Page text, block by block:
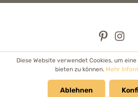
* Alle Preise inkl. gesetzl.
und ggf. Nachnahmegebühren, wenn
Händler Newsletter
Cookie
Diese Website verwendet Cookies, um
bieten zu können. Mehr
Ablehnen